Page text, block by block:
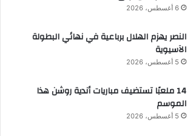
6 أغسطس، 2026
النصر يهزم الهلال برباعية في نهائي البطولة
الآسيوية
5 أغسطس، 2026
14 ملعبًا تستضيف مباريات أندية روشن هذا
الموسم
5 أغسطس، 2026